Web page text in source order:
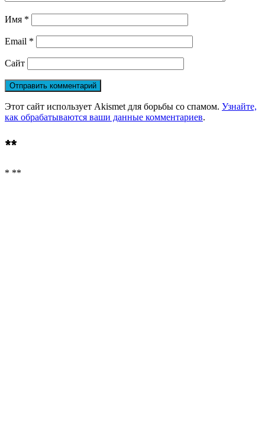
Имя *
Email *
Сайт
Этот сайт использует Akismet для борьбы со спамом. Узнайте,
как обрабатываются ваши данные комментариев.
**
* **